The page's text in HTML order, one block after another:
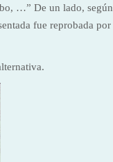
…” De un lado, según
fue reprobada por